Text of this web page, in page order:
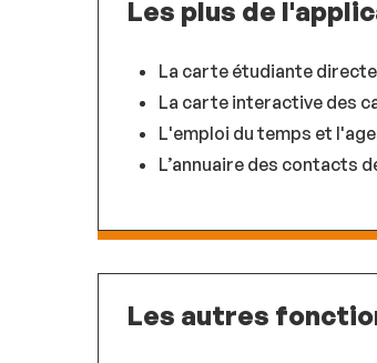
Les plus de
La carte étudiante
La carte interactive des
L'emploi du temps et
L’annuaire des contacts
Les autres